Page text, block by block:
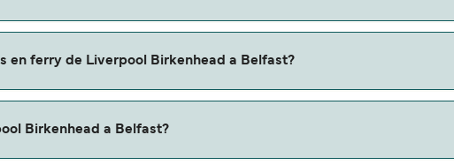
en ferry de Liverpool Birkenhead a Belfast?
Birkenhead a Belfast?